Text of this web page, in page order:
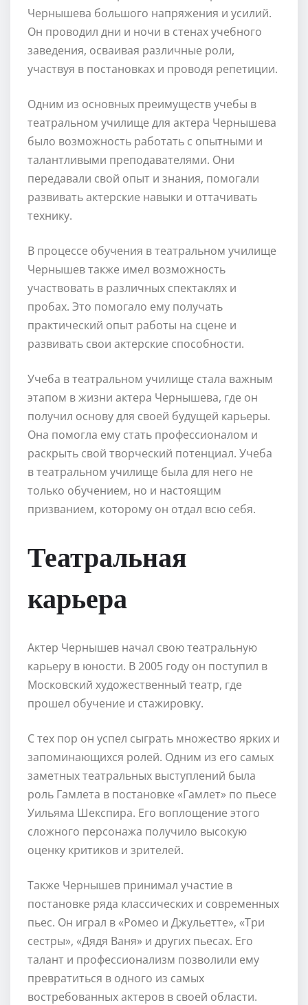
Чернышева большого напряжения и усилий.
Он проводил дни и ночи в стенах учебного
заведения, осваивая различные роли,
участвуя в постановках и проводя репетиции.
Одним из основных преимуществ учебы в
театральном училище для актера Чернышева
было возможность работать с опытными и
талантливыми преподавателями. Они
передавали свой опыт и знания, помогали
развивать актерские навыки и оттачивать
технику.
В процессе обучения в театральном училище
Чернышев также имел возможность
участвовать в различных спектаклях и
пробах. Это помогало ему получать
практический опыт работы на сцене и
развивать свои актерские способности.
Учеба в театральном училище стала важным
этапом в жизни актера Чернышева, где он
получил основу для своей будущей карьеры.
Она помогла ему стать профессионалом и
раскрыть свой творческий потенциал. Учеба
в театральном училище была для него не
только обучением, но и настоящим
призванием, которому он отдал всю себя.
Театральная
карьера
Актер Чернышев начал свою театральную
карьеру в юности. В 2005 году он поступил в
Московский художественный театр, где
прошел обучение и стажировку.
С тех пор он успел сыграть множество ярких и
запоминающихся ролей. Одним из его самых
заметных театральных выступлений была
роль Гамлета в постановке «Гамлет» по пьесе
Уильяма Шекспира. Его воплощение этого
сложного персонажа получило высокую
оценку критиков и зрителей.
Также Чернышев принимал участие в
постановке ряда классических и современных
пьес. Он играл в «Ромео и Джульетте», «Три
сестры», «Дядя Ваня» и других пьесах. Его
талант и профессионализм позволили ему
превратиться в одного из самых
востребованных актеров в своей области.